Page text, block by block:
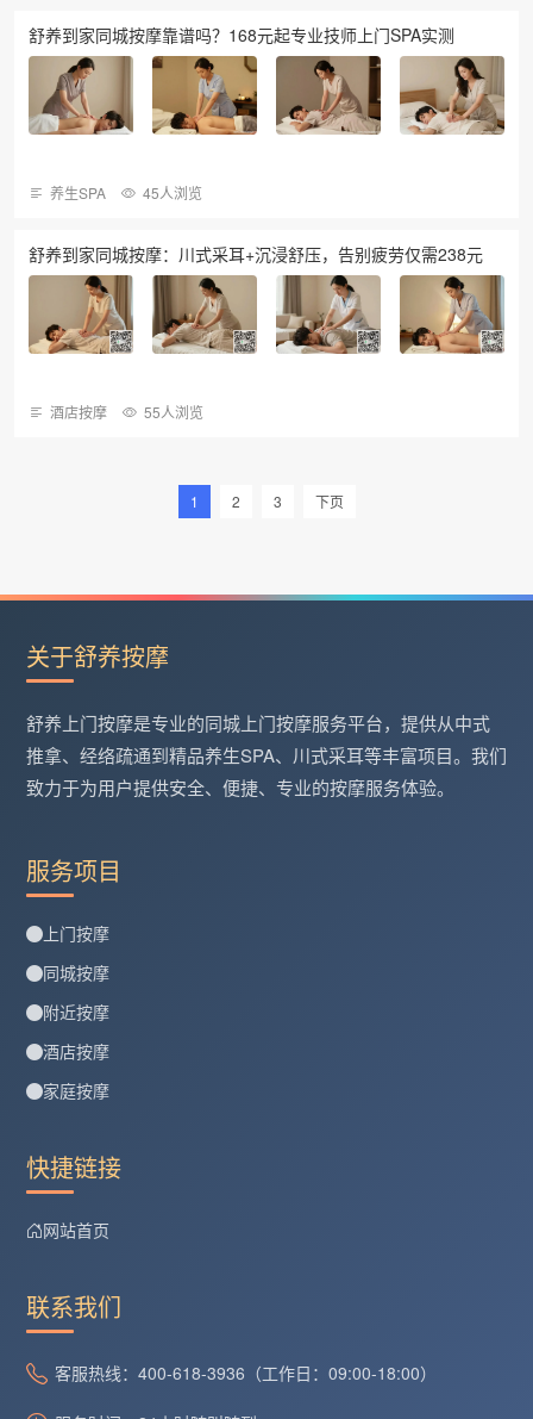
舒养到家同城按摩靠谱吗？168元起专业技师上门SPA实测
养生SPA 45人浏览
舒养到家同城按摩：川式采耳+沉浸舒压，告别疲劳仅需238元
酒店按摩 55人浏览
1 2 3 下页
关于舒养按摩
舒养上门按摩是专业的同城上门按摩服务平台，提供从中式
推拿、经络疏通到精品养生SPA、川式采耳等丰富项目。我们
致力于为用户提供安全、便捷、专业的按摩服务体验。
服务项目
上门按摩
同城按摩
附近按摩
酒店按摩
家庭按摩
快捷链接
网站首页
联系我们
客服热线：400-618-3936（工作日：09:00-18:00）